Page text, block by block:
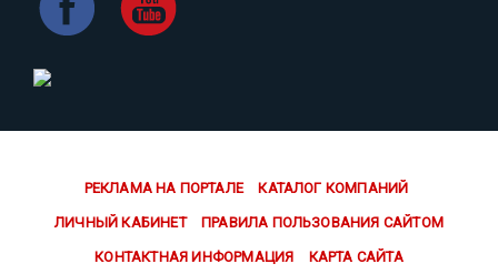
РЕКЛАМА НА ПОРТАЛЕ КАТАЛОГ КОМПАНИЙ
ЛИЧНЫЙ КАБИНЕТ ПРАВИЛА ПОЛЬЗОВАНИЯ САЙТОМ
КОНТАКТНАЯ ИНФОРМАЦИЯ КАРТА САЙТА